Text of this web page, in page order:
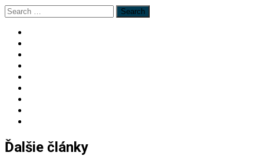
Search
for:
Ďalšie články